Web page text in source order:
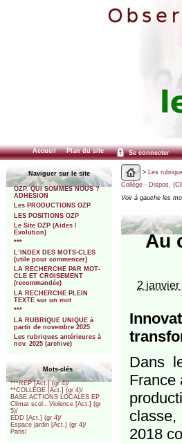
Accueil Plan du site Se connecter
Naviguer sur le site
OZP. QUI SOMMES NOUS ?
ADHESION
Les PRODUCTIONS OZP
LES POSITIONS OZP
Le Site OZP (Aides /
Evolution)
***
L’INDEX DES MOTS-CLES
(utile pour commencer)
LA RECHERCHE PAR MOT-
CLE ET CROISEMENT
(recommandée)
LA RECHERCHE PLEIN
TEXTE sur un mot
***
LA RUBRIQUE UNIQUE à
partir de novembre 2025
Les rubriques antérieures à
nov. 2025 (archive)
Mots-clés
***REP [Act.] (gr 4)/
**COLLEGE [Act.] (gr 4)/
BASE ACTIONS LOCALES EP
Climat scol., Violence [Act.] (gr
5)/
EDD [Act.] (gr 4)/
Espace jardin [Act.] (gr 4)/
Paris/
> Les
Collège - Dispos.
Voir à gauche les
Au
2 janvier
Dans
France
2018